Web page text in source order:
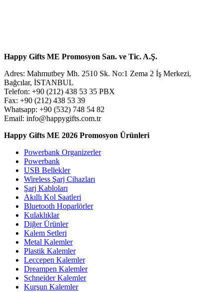
Happy Gifts ME Promosyon San. ve Tic. A.Ş.
Adres: Mahmutbey Mh. 2510 Sk. No:1 Zema 2 İş Merkezi,
Bağcılar, İSTANBUL
Telefon: +90 (212) 438 53 35 PBX
Fax: +90 (212) 438 53 39
Whatsapp: +90 (532) 748 54 82
Email: info@happygifts.com.tr
Happy Gifts ME 2026 Promosyon Ürünleri
Powerbank Organizerler
Powerbank
USB Bellekler
Wireless Şarj Cihazları
Şarj Kabloları
Akıllı Kol Saatleri
Bluetooth Hoparlörler
Kulaklıklar
Diğer Ürünler
Kalem Setleri
Metal Kalemler
Plastik Kalemler
Leccepen Kalemler
Dreampen Kalemler
Schneider Kalemler
Kurşun Kalemler